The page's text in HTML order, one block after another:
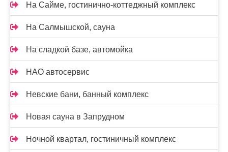
На Сайме, гостинично-коттеджный комплекс
На Салмышской, сауна
На сладкой базе, автомойка
НАО автосервис
Невские бани, банный комплекс
Новая сауна в Запрудном
Ночной квартал, гостиничный комплекс